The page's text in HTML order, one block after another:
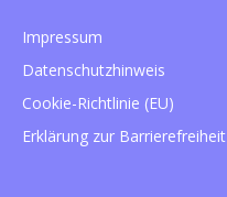
Impressum
Datenschutzhinweis
Cookie-Richtlinie (EU)
Erklärung zur Barrierefreiheit